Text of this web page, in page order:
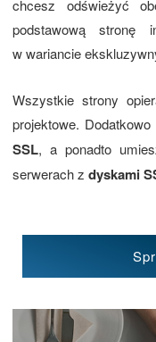
chcesz odświeżyć
podstawową stronę
w wariancie
Wszystkie strony
projektowe.
SSL, a ponadto
serwerach z dyskami